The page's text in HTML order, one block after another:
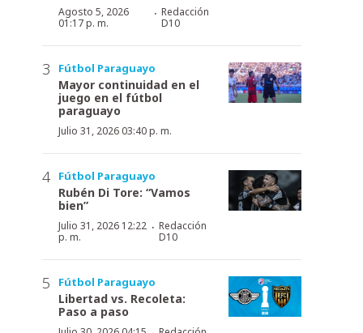
Agosto 5, 2026
01:17 p. m.
· Redacción
D10
Fútbol Paraguayo
Mayor continuidad en el
juego en el fútbol
paraguayo
Julio 31, 2026 03:40 p. m.
Fútbol Paraguayo
Rubén Di Tore: “Vamos
bien”
Julio 31, 2026 12:22
p. m.
· Redacción
D10
Fútbol Paraguayo
Libertad vs. Recoleta:
Paso a paso